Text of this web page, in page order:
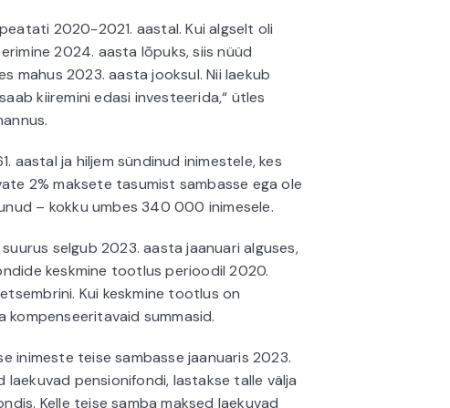
2020-2021. aastal. Kui algselt oli
2024. aasta lõpuks, siis nüüd
mahus 2023. aasta jooksul. Nii laekub
kiiremini edasi investeerida,“ ütles
aastal ja hiljem sündinud inimestele, kes
2% maksete tasumist sambasse ega ole
– kokku umbes 340 000 inimesele.
selgub 2023. aasta jaanuari alguses,
keskmine tootlus perioodil 2020.
Kui keskmine tootlus on
summasid.
inimeste teise sambasse jaanuaris 2023.
laekuvad pensionifondi, lastakse talle välja
Kelle teise samba maksed laekuvad